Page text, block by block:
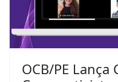
OCB/PE Lança